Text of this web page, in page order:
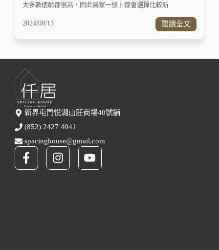
大多數樓齡都很高，因此買家一般上都會選擇比較新
2024/08/13 閱讀全文
新界屯門悅湖山莊商場40號舖
(852) 2427 4041
spacinghouse@gmail.com